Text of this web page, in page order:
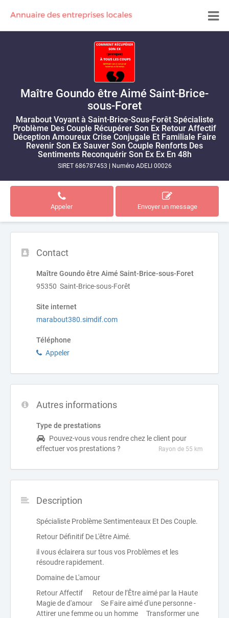
Maître Goundo être Aimé Saint-Brice-
sous-Foret
Marabout Voyant à Saint-Brice-Sous-Forêt Spécialiste
Problème Des Couple Récupérer Son Ex Retour Affectif
Déception Amoureux Crise Conjugale Et Familiale Faire
Revenir Son Ex Sauver Son Couple Renforts Des
Sentiments Reconquérir Son Ex Ex En 48h
SIRET 686787453 Numéro ADELI 00026
Appeler Envoyer un message
Contact
Maître Goundo être Aimé Saint-Brice-sous-Foret
95350 Saint-Brice-sous-Forêt
Site internet
marabout380.simdif.com
Téléphone
Appeler
Autres informations
Type de prestations
Pouvez-vous vous rendre chez le client pour
effectuer vos prestations ?
Rayon de 55 km
Description
Spécialiste Problème Sentimenteaux Et Des Couple.
Retour Définitif De L'être Aimé.
il vous éclairera sur tous vos Problèmes et les
résoudre rapidement.
Domaine de L'amour
Retour Affectif Retour de l’Être aimé par la Haute
Magie de d'amour Se Faire aimé d'une personne -
Attirer une femme ou un homme Transformer une